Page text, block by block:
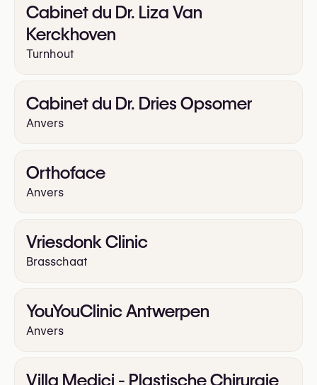
Cabinet du Dr. Liza Van
Kerckhoven
Turnhout
Cabinet du Dr. Dries Opsomer
Anvers
Orthoface
Anvers
Vriesdonk Clinic
Brasschaat
YouYouClinic Antwerpen
Anvers
Villa Medici - Plastische Chirurgie